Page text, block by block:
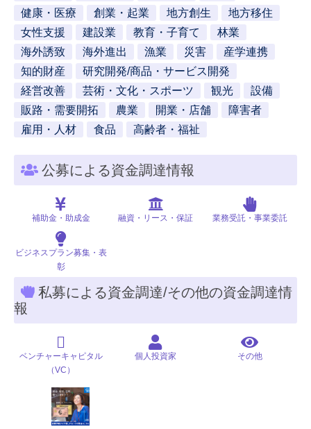
健康・医療
創業・起業 地方創生
地方移住
女性支援
建設業 教育・子育て
林業
海外誘致
海外進出 漁業 災害
産学連携
知的財産
研究開発/商品・サービス開発
経営改善
芸術・文化・スポーツ 観光
設備
販路・需要開拓
農業 開業・店舗
障害者
雇用・人材
食品 高齢者・福祉
公募による資金調達情報
補助金・助成金 融資・リース・保証 業務受託・事業委託
ビジネスプラン募集・表
彰
私募による資金調達/その他の資金調達情
報
ベンチャーキャピタル
（VC）
個人投資家 その他